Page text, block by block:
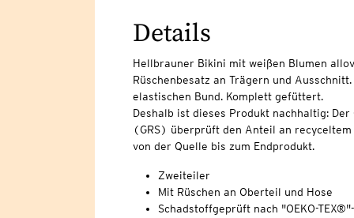
Details
Hellbrauner Bikini mit weißen Blumen
Rüschenbesatz an Trägern und
elastischen Bund. Komplett gefüttert.
Deshalb ist dieses Produkt nachhaltig: Der
(GRS) überprüft den Anteil an
von der Quelle bis zum Endprodukt.
Zweiteiler
Mit Rüschen an Oberteil und Hose
Schadstoffgeprüft nach "OEKO-